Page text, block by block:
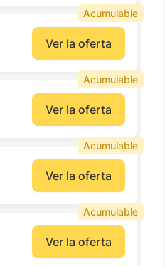
Ver la oferta
Acumulable
Ver la oferta
Acumulable
Ver la oferta
Acumulable
Ver la oferta
Acumulable